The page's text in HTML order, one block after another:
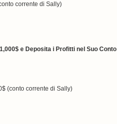
corrente di Sally)
e Deposita i Profitti nel Suo Conto
(conto corrente di Sally)